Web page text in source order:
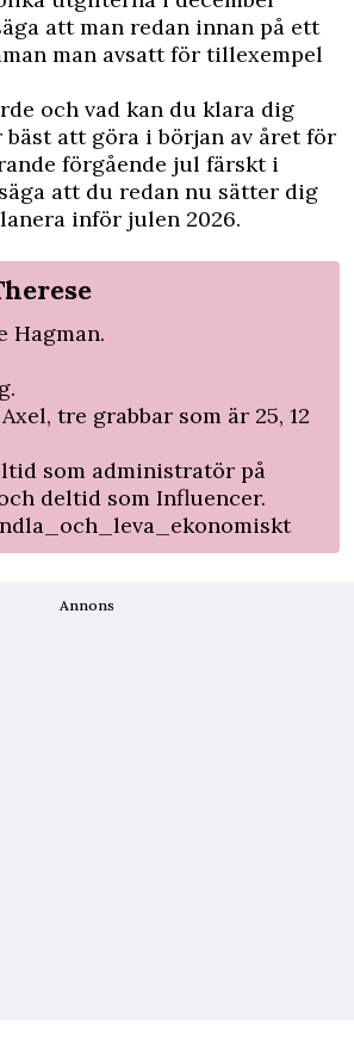
att man redan innan på ett
man avsatt för tillexempel
och vad kan du klara dig
bäst att göra i början av året för
förgående jul färskt i
att du redan nu sätter dig
inför julen 2026.
Hagman.
tre grabbar som är 25, 12
som administratör på
deltid som Influencer.
Annons